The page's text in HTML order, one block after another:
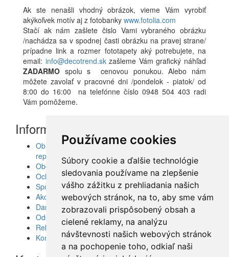
Používame cookies
Súbory cookie a ďalšie technológie
sledovania používame na zlepšenie
vášho zážitku z prehliadania našich
webových stránok, na to, aby sme vám
zobrazovali prispôsobený obsah a
cielené reklamy, na analýzu
návštevnosti našich webových stránok
a na pochopenie toho, odkiaľ naši
Ak ste nenašli vhodný obrázok, vieme Vám vyrobiť
akýkoľvek motív aj z fotobanky www.fotolia.com
Stačí ak nám zašlete čislo Vami vybraného obrázku
/nachádza sa v spodnej časti obrázku na pravej strane/
prípadne link a rozmer fototapety aký potrebujete, na
email: info@decotrend.skzašleme Vám grafický náhľad
ZADARMO spolu s cenovou ponukou. Alebo nám
môžete zavolať v pracovné dni /pondelok - piatok/ od
8:00 do 16:00 na telefónne číslo 0948 504 403 radi
Vám pomôžeme.
Informácie
Obrazy, nálepky, fototapety, šablóny, dekorácie,
reprodukcie
Obchodné podmienky
Ochrana osobných údajov
Spolupráca
Akcie a Doručenie
Darčekové poukážky
Odstúpenie od zmluvy - vrátenie tovaru
Reklamácia tovaru
Kontakt